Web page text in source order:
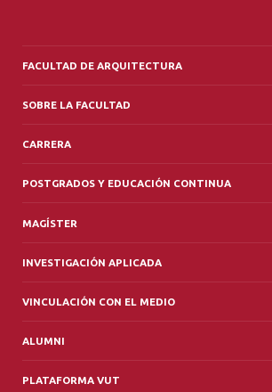
FACULTAD DE ARQUITECTURA
SOBRE LA FACULTAD
CARRERA
POSTGRADOS Y EDUCACIÓN CONTINUA
MAGÍSTER
INVESTIGACIÓN APLICADA
VINCULACIÓN CON EL MEDIO
ALUMNI
PLATAFORMA VUT